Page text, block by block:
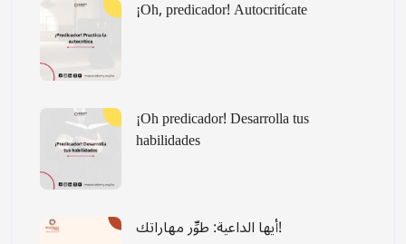
¡Oh, predicador! Autocritícate
¡Oh predicador! Desarrolla tus
habilidades
أيها الداعية: طوِّر مهاراتك!